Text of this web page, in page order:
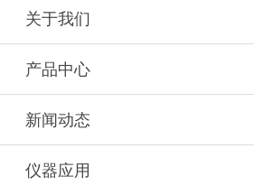
关于我们
产品中心
新闻动态
仪器应用